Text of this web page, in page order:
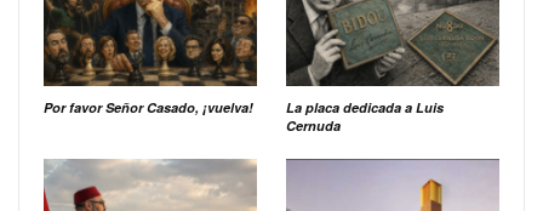
Por favor Señor Casado, ¡vuelva!
La placa dedicada a Luis
Cernuda